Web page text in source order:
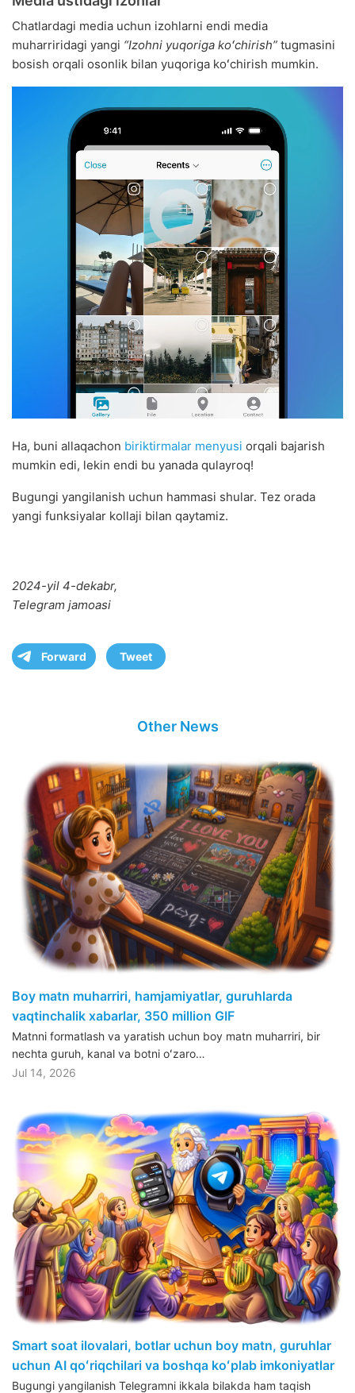
Chatlardagi media uchun izohlarni endi media
muharriridagi yangi “Izohni yuqoriga koʻchirish” tugmasini
bosish orqali osonlik bilan yuqoriga koʻchirish mumkin.
Ha, buni allaqachon biriktirmalar menyusi orqali bajarish
mumkin edi, lekin endi bu yanada qulayroq!
Bugungi yangilanish uchun hammasi shular. Tez orada
yangi funksiyalar kollaji bilan qaytamiz.
2024-yil 4-dekabr,
Telegram jamoasi
Forward Tweet
Other News
Boy matn muharriri, hamjamiyatlar, guruhlarda
vaqtinchalik xabarlar, 350 million GIF
Matnni formatlash va yaratish uchun boy matn muharriri, bir
nechta guruh, kanal va botni oʻzaro…
Jul 14, 2026
Smart soat ilovalari, botlar uchun boy matn, guruhlar
uchun AI qoʻriqchilari va boshqa koʻplab imkoniyatlar
Bugungi yangilanish Telegramni ikkala bilakda ham taqish